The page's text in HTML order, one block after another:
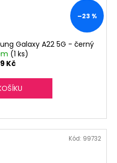
–23 %
Galaxy A22 5G - černý
(1 ks)
Kč
Kód: 99732